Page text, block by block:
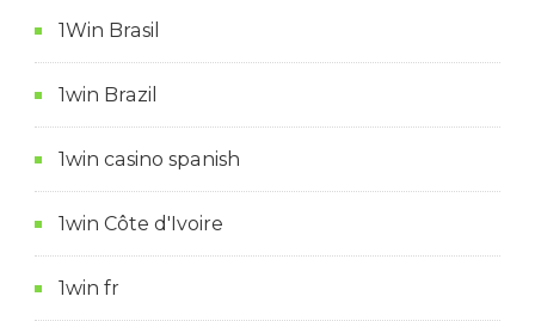
1Win Brasil
1win Brazil
1win casino spanish
1win Côte d'Ivoire
1win fr